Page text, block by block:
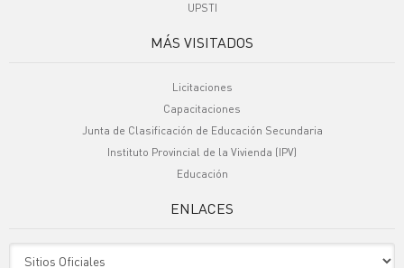
UPSTI
MÁS VISITADOS
Licitaciones
Capacitaciones
Junta de Clasificación de Educación Secundaria
Instituto Provincial de la Vivienda (IPV)
Educación
ENLACES